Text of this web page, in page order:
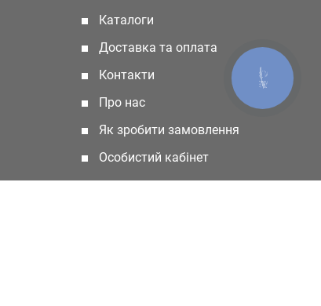
Каталоги
Доставка та оплата
Контакти
Про нас
Як зробити замовлення
Особистий кабінет
КНОПКА
ЗВ'ЯЗКУ